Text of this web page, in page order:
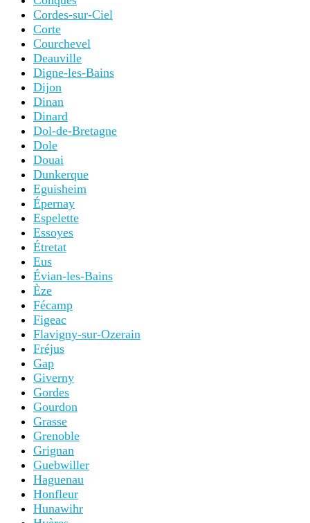
Cordes-sur-Ciel
Corte
Courchevel
Deauville
Digne-les-Bains
Dijon
Dinan
Dinard
Dol-de-Bretagne
Dole
Douai
Dunkerque
Eguisheim
Épernay
Espelette
Essoyes
Étretat
Eus
Évian-les-Bains
Èze
Fécamp
Figeac
Flavigny-sur-Ozerain
Fréjus
Gap
Giverny
Gordes
Gourdon
Grasse
Grenoble
Grignan
Guebwiller
Haguenau
Honfleur
Hunawihr